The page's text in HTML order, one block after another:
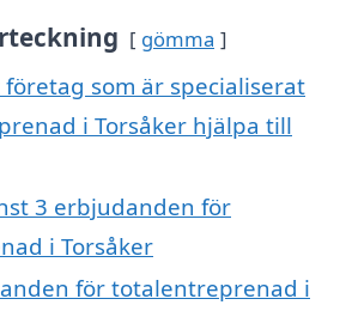
gömma
som är specialiserat
i Torsåker hjälpa till
3 erbjudanden för
i Torsåker
för totalentreprenad i